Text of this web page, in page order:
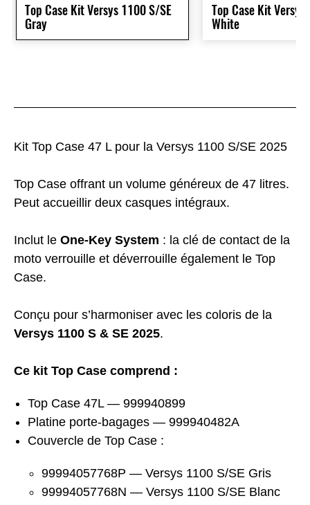
Kit Top Case 47 L pour la Versys 1100 S/SE 2025
Top Case offrant un volume généreux de 47 litres.
Peut accueillir deux casques intégraux.
Inclut le One-Key System : la clé de contact de la
moto verrouille et déverrouille également le Top
Case.
Conçu pour s’harmoniser avec les coloris de la
Versys 1100 S & SE 2025.
Ce kit Top Case comprend :
Top Case 47L — 999940899
Platine porte-bagages — 999940482A
Couvercle de Top Case :
99994057768P — Versys 1100 S/SE Gris
99994057768N — Versys 1100 S/SE Blanc
Top Case Kit Versys 1100 S/SE
Gray
Top Case Kit
White